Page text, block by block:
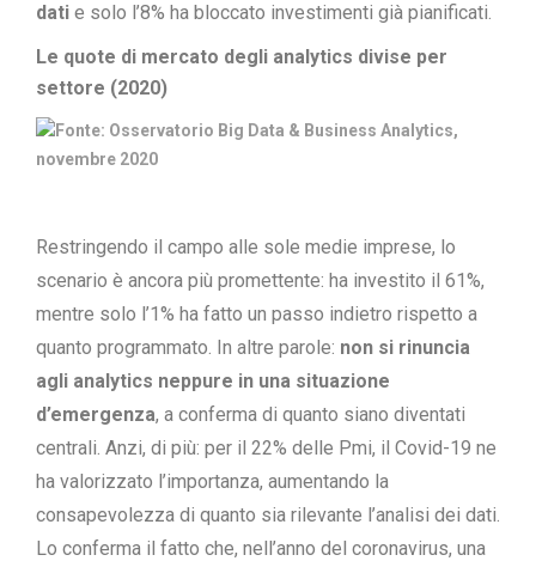
dati e solo l’8% ha bloccato investimenti già pianificati.
Le quote di mercato degli analytics divise per
settore (2020)
Fonte: Osservatorio Big Data & Business Analytics,
novembre 2020
Restringendo il campo alle sole medie imprese, lo
scenario è ancora più promettente: ha investito il 61%,
mentre solo l’1% ha fatto un passo indietro rispetto a
quanto programmato. In altre parole: non si rinuncia
agli analytics neppure in una situazione
d’emergenza, a conferma di quanto siano diventati
centrali. Anzi, di più: per il 22% delle Pmi, il Covid-19 ne
ha valorizzato l’importanza, aumentando la
consapevolezza di quanto sia rilevante l’analisi dei dati.
Lo conferma il fatto che, nell’anno del coronavirus, una